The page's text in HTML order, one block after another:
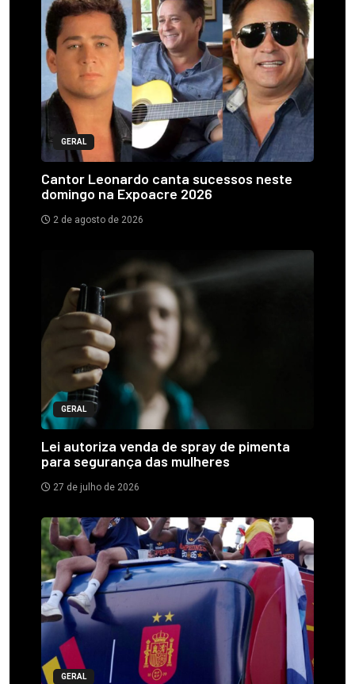
GERAL
Cantor Leonardo canta sucessos neste
domingo na Expoacre 2026
2 de agosto de 2026
GERAL
Lei autoriza venda de spray de pimenta
para segurança das mulheres
27 de julho de 2026
GERAL